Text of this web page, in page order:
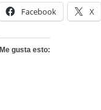
Facebook X
Me gusta esto: